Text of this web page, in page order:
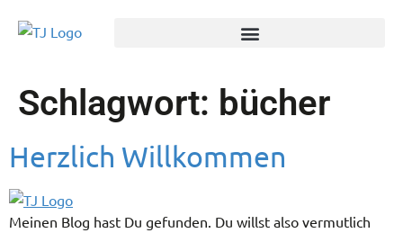
Schlagwort: bücher
Herzlich Willkommen
Meinen Blog hast Du gefunden. Du willst also vermutlich